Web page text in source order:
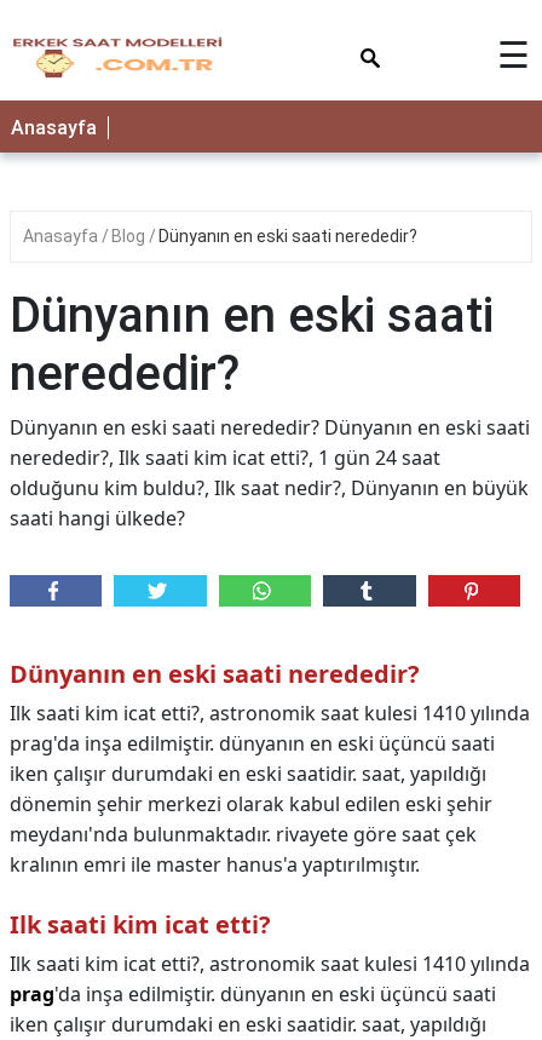
☰
Anasayfa
Anasayfa Blog Dünyanın en eski saati nerededir?
Dünyanın en eski saati
nerededir?
Dünyanın en eski saati nerededir? Dünyanın en eski saati
nerededir?, Ilk saati kim icat etti?, 1 gün 24 saat
olduğunu kim buldu?, Ilk saat nedir?, Dünyanın en büyük
saati hangi ülkede?
Dünyanın en eski saati nerededir?
Ilk saati kim icat etti?, astronomik saat kulesi 1410 yılında
prag'da inşa edilmiştir. dünyanın en eski üçüncü saati
iken çalışır durumdaki en eski saatidir. saat, yapıldığı
dönemin şehir merkezi olarak kabul edilen eski şehir
meydanı'nda bulunmaktadır. rivayete göre saat çek
kralının emri ile master hanus'a yaptırılmıştır.
Ilk saati kim icat etti?
Ilk saati kim icat etti?, astronomik saat kulesi 1410 yılında
prag'da inşa edilmiştir. dünyanın en eski üçüncü saati
iken çalışır durumdaki en eski saatidir. saat, yapıldığı